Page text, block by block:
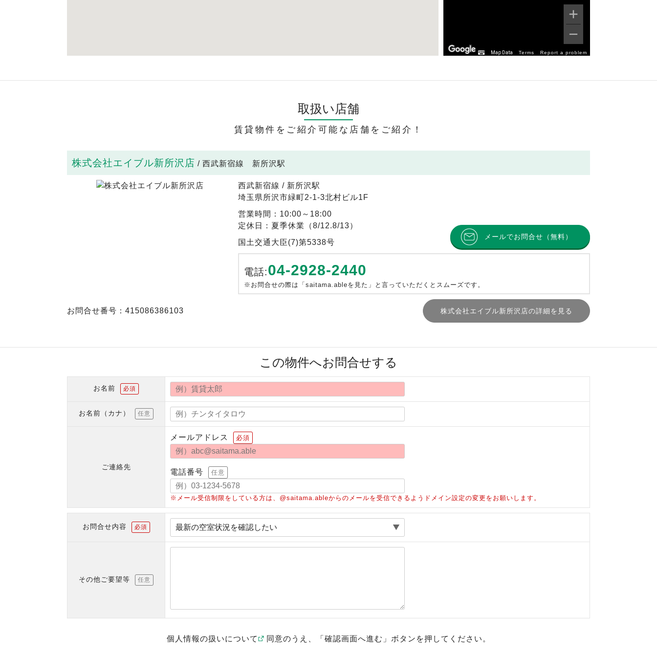
Map Data Terms Report a problem
取扱い店舗
賃貸物件をご紹介可能な店舗をご紹介！
株式会社エイブル新所沢店 / 西武新宿線 新所沢駅
西武新宿線 / 新所沢駅
埼玉県所沢市緑町2-1-3北村ビル1F
営業時間：10:00～18:00
定休日：夏季休業（8/12.8/13）
国土交通大臣(7)第5338号
メールでお問合せ（無料）
電話:04-2928-2440
※お問合せの際は「saitama.ableを見た」と言っていただくとスムーズです。
お問合せ番号：415086386103 株式会社エイブル新所沢店の詳細を見る
この物件へお問合せする
お名前 必須
お名前（カナ） 任意
ご連絡先
メールアドレス 必須
電話番号 任意
※メール受信制限をしている方は、@saitama.ableからのメールを受信できるようドメイン設定の変更をお願いします。
お問合せ内容 必須
その他ご要望等 任意
個人情報の扱いについて 同意のうえ、「確認画面へ進む」ボタンを押してください。